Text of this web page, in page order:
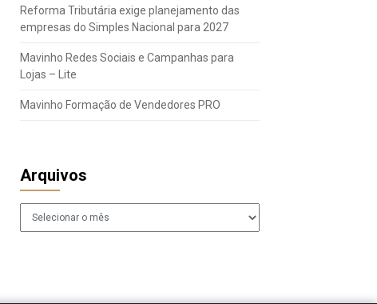
Reforma Tributária exige planejamento das
empresas do Simples Nacional para 2027
Mavinho Redes Sociais e Campanhas para
Lojas – Lite
Mavinho Formação de Vendedores PRO
Arquivos
Arquivos